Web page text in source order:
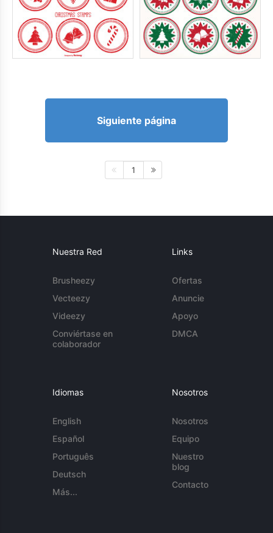
Siguiente página
1
Nuestra Red
Brusheezy
Vecteezy
Videezy
Conviértase en
colaborador
Links
Ofertas
Anuncie
Apoyo
DMCA
Idiomas
English
Español
Português
Deutsch
Más...
Nosotros
Nosotros
Equipo
Nuestro
blog
Contacto